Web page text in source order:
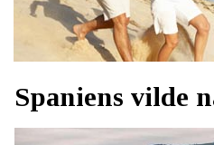
Spaniens vilde